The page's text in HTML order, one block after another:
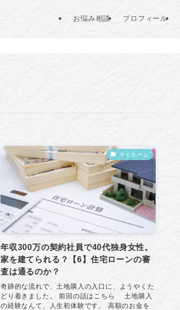
お悩み相談 プロフィール
マイホーム
年収300万の契約社員で40代独身女性。
家を建てられる？【6】住宅ローンの審
査は通るのか？
奇跡的な流れで、土地購入の入口に、ようやくた
どり着きました。 前回の話はこちら 土地購入
の経験なんて、人生初体験です。 高額のお金を